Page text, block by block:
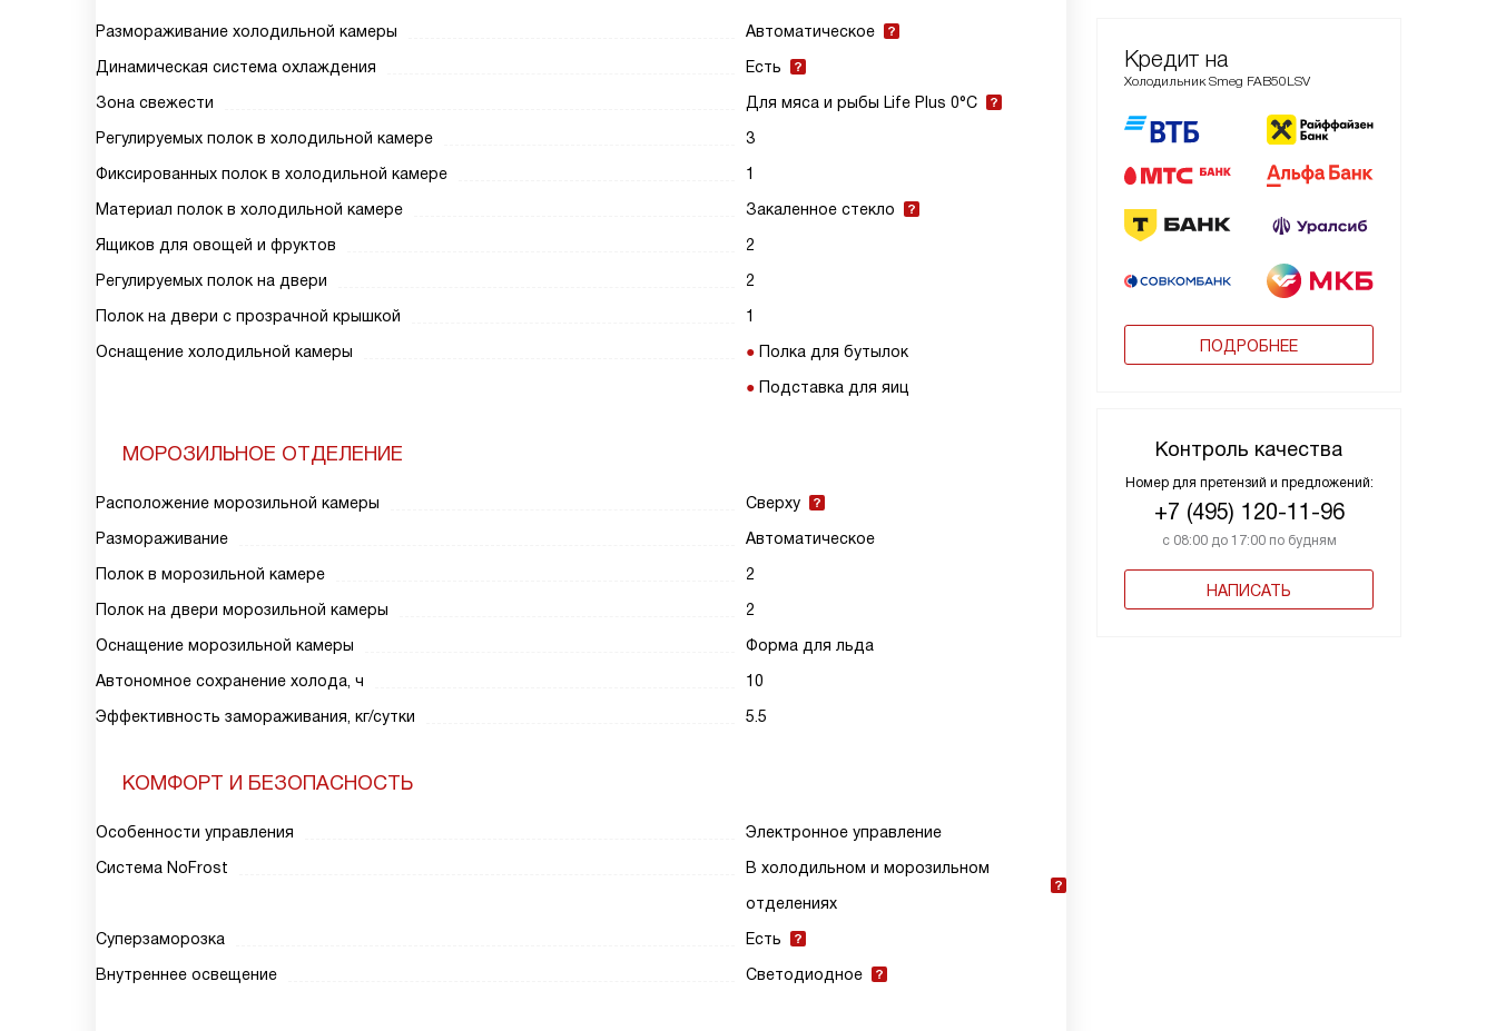
Кредит на
Холодильник Smeg FAB50LSV
ПОДРОБНЕЕ
Контроль качества
Номер для претензий и предложений:
+7 (495) 120-11-96
с 08:00 до 17:00 по будням
НАПИСАТЬ
Размораживание холодильной камеры
Автоматическое
Динамическая система охлаждения
Есть
Зона свежести
Для мяса и рыбы Life Plus 0°C
Регулируемых полок в холодильной камере
3
Фиксированных полок в холодильной камере
1
Материал полок в холодильной камере
Закаленное стекло
Ящиков для овощей и фруктов
2
Регулируемых полок на двери
2
Полок на двери с прозрачной крышкой
1
Оснащение холодильной камеры
Полка для бутылок
Подставка для яиц
МОРОЗИЛЬНОЕ ОТДЕЛЕНИЕ
Расположение морозильной камеры
Сверху
Размораживание
Автоматическое
Полок в морозильной камере
2
Полок на двери морозильной камеры
2
Оснащение морозильной камеры
Форма для льда
Автономное сохранение холода, ч
10
Эффективность замораживания, кг/сутки
5.5
КОМФОРТ И БЕЗОПАСНОСТЬ
Особенности управления
Электронное управление
Система NoFrost
В холодильном и морозильном
отделениях
Суперзаморозка
Есть
Внутреннее освещение
Светодиодное